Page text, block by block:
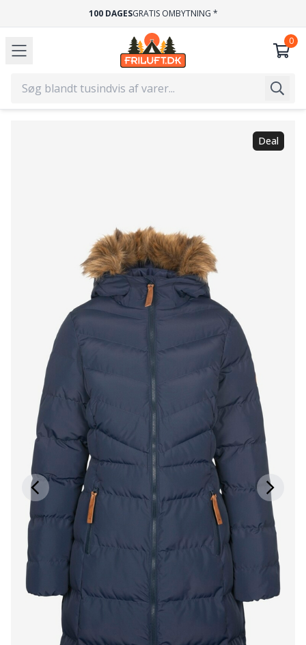
100 DAGESGRATIS OMBYTNING *
Deal